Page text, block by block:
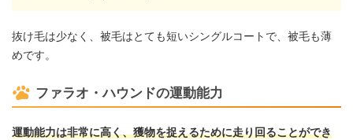
抜け毛は少なく、被毛はとても短いシングルコートで、被毛も薄
めです。
ファラオ・ハウンドの運動能力
運動能力は非常に高く、獲物を捉えるために走り回ることができ